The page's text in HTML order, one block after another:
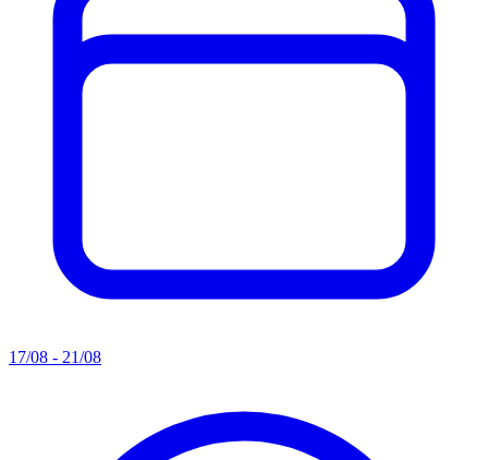
17/08 - 21/08